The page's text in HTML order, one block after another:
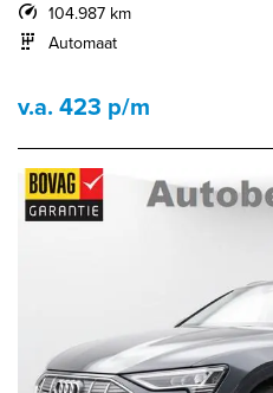
104.987 km
Automaat
v.a. 423 p/m